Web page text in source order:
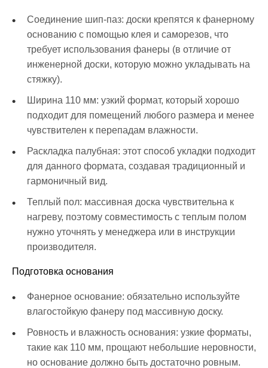
Соединение шип-паз: доски крепятся к фанерному
основанию с помощью клея и саморезов, что
требует использования фанеры (в отличие от
инженерной доски, которую можно укладывать на
стяжку).
Ширина 110 мм: узкий формат, который хорошо
подходит для помещений любого размера и менее
чувствителен к перепадам влажности.
Раскладка палубная: этот способ укладки подходит
для данного формата, создавая традиционный и
гармоничный вид.
Теплый пол: массивная доска чувствительна к
нагреву, поэтому совместимость с теплым полом
нужно уточнять у менеджера или в инструкции
производителя.
Подготовка основания
Фанерное основание: обязательно используйте
влагостойкую фанеру под массивную доску.
Ровность и влажность основания: узкие форматы,
такие как 110 мм, прощают небольшие неровности,
но основание должно быть достаточно ровным.